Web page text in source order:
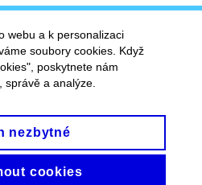
webu a k personalizaci
soubory cookies. Když
poskytnete nám
a analýze.
nezbytné
cookies